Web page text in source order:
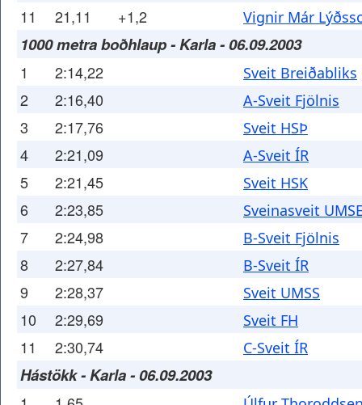
11 21,11 +1,2 Vignir Már
1000 metra boðhlaup - Karla - 06.09.2003
1 2:14,22 Sveit Breiðabliks
2 2:16,40 A-Sveit Fjölnis
3 2:17,76 Sveit HSÞ
4 2:21,09 A-Sveit ÍR
5 2:21,45 Sveit HSK
6 2:23,85 Sveinasveit
7 2:24,98 B-Sveit Fjölnis
8 2:27,84 B-Sveit ÍR
9 2:28,37 Sveit UMSS
10 2:29,69 Sveit FH
11 2:30,74 C-Sveit ÍR
Hástökk - Karla - 06.09.2003